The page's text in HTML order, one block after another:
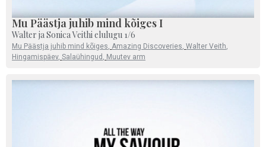
Mu Päästja juhib mind kõiges I
Walter ja Sonica Veithi elulugu 1/6
Mu Päästja juhib mind kõiges, Amazing Discoveries, Walter Veith,
Hingamispäev, Salaühingud , Muutev arm